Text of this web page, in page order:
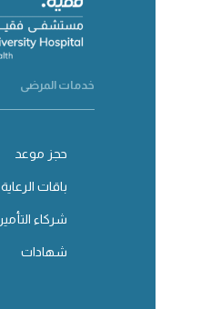
خدمات المرضى
حجز موعد
باقات
شركاء
شهادات